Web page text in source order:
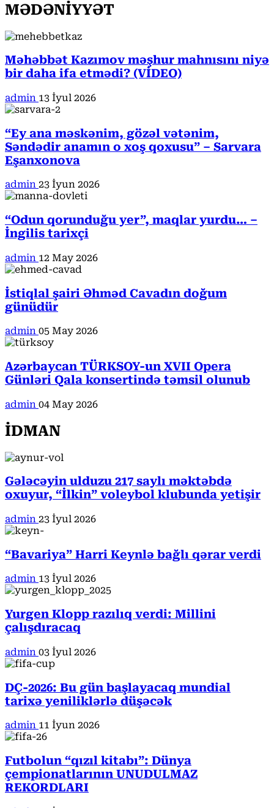
MƏDƏNİYYƏT
Məhəbbət Kazımov məşhur mahnısını niyə
bir daha ifa etmədi? (VİDEO)
admin 13 İyul 2026
“Ey ana məskənim, gözəl vətənim,
Səndədir anamın o xoş qoxusu” – Sarvara
Eşanxonova
admin 23 İyun 2026
“Odun qorunduğu yer”, maqlar yurdu… –
İngilis tarixçi
admin 12 May 2026
İstiqlal şairi Əhməd Cavadın doğum
günüdür
admin 05 May 2026
Azərbaycan TÜRKSOY-un XVII Opera
Günləri Qala konsertində təmsil olunub
admin 04 May 2026
İDMAN
Gələcəyin ulduzu 217 saylı məktəbdə
oxuyur, “İlkin” voleybol klubunda yetişir
admin 23 İyul 2026
“Bavariya” Harri Keynlə bağlı qərar verdi
admin 13 İyul 2026
Yurgen Klopp razılıq verdi: Millini
çalışdıracaq
admin 03 İyul 2026
DÇ-2026: Bu gün başlayacaq mundial
tarixə yeniliklərlə düşəcək
admin 11 İyun 2026
Futbolun “qızıl kitabı”: Dünya
çempionatlarının UNUDULMAZ
REKORDLARI